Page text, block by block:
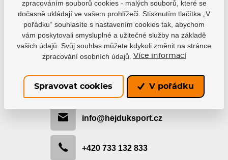
Rádi vám pomůžeme s výběrem nebo doporučíme
nejvhodnější řešení.
info@hejduksport.cz
+420 733 132 833
zpracováním souborů cookies - malých souborů, které se
dočasně ukládají ve vašem prohlížeči. Stisknutím tlačítka „V
pořádku“ souhlasíte s nastavením cookies tak, abychom
vám poskytovali smysluplné a užitečné služby na základě
vašich údajů. Svůj souhlas můžete kdykoli změnit na stránce
zpracování osobních údajů.
Více informací
Spravovat cookies V pořádku